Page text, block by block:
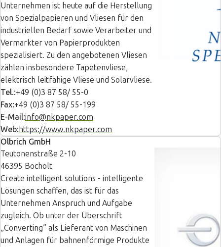
Unternehmen ist heute auf die Herstellung
von Spezialpapieren und Vliesen für den
industriellen Bedarf sowie Verarbeiter und
Vermarkter von Papierprodukten
spezialisiert. Zu den angebotenen Vliesen
zählen insbesondere Tapetenvliese,
elektrisch leitfähige Vliese und Solarvliese.
Tel.:+49 (0)3 87 58/ 55-0
Fax:+49 (0)3 87 58/ 55-199
E-Mail:info@nkpaper.com
Web: https://www.nkpaper.com
Olbrich GmbH
Teutonenstraße 2-10
46395 Bocholt
Create intelligent solutions - intelligente
Lösungen schaffen, das ist für das
Unternehmen Anspruch und Aufgabe
zugleich. Ob unter der Überschrift
„Converting” als Lieferant von Maschinen
und Anlagen für bahnenförmige Produkte